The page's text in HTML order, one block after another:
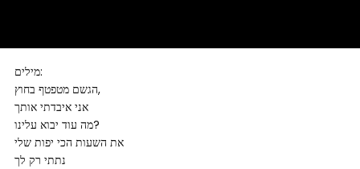
מילים:
הגשם מטפטף בחוץ,
אני איבדתי אותך
מה עוד יבוא עלינו?
את השעות הכי יפות שלי
נתתי רק לך